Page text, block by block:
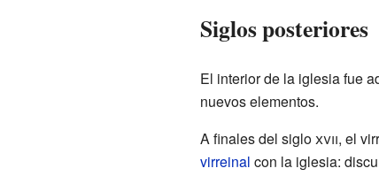
Siglos posteriores
El interior de la iglesia fue
nuevos elementos.
A finales del sigloxvii, el
virreinal con la iglesia: